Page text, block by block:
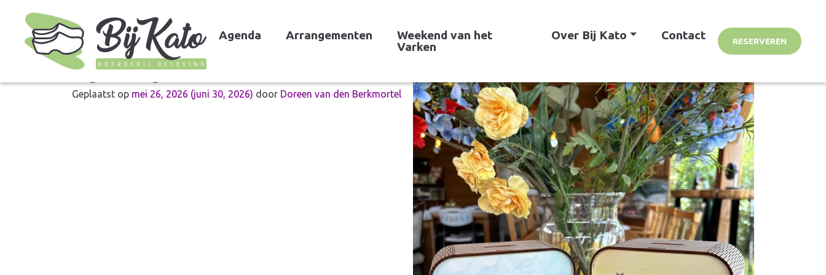
Agenda Arrangementen
Weekend van het
Varken
Over Bij Kato Contact RESERVEREN
Spaarpot
Geplaatst op mei 26, 2026 (juni 30, 2026) door Doreen van den Berkmortel